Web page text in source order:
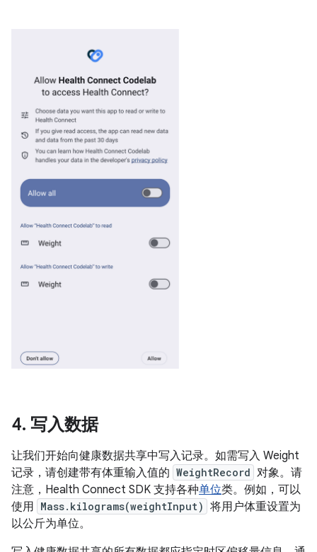
4. 写入数据
让我们开始向健康数据共享中写入记录。如需写入 Weight
记录，请创建带有体重输入值的 WeightRecord 对象。请
注意，Health Connect SDK 支持各种单位类。例如，可以
使用 Mass.kilograms(weightInput) 将用户体重设置为
以公斤为单位。